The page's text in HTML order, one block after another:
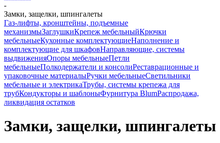
-
Замки, защелки, шпингалеты
Газ-лифты, кронштейны, подъемные
механизмыЗаглушкиКрепеж мебельныйКрючки
мебельныеКухонные комплектующиеНаполнение и
комплектующие для шкафовНаправляющие, системы
выдвиженияОпоры мебельныеПетли
мебельныеПолкодержатели и консолиРеставрационные и
упаковочные материалыРучки мебельныеСветильники
мебельные и электрикаТрубы, системы крепежа для
трубКондукторы и шаблоныФурнитура BlumРаспродажа,
ликвидация остатков
Замки, защелки, шпингалеты